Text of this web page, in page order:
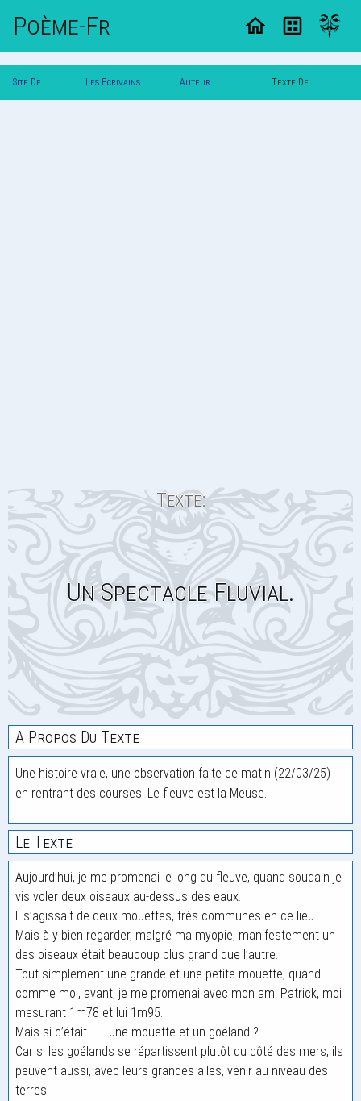
Poème-Fr
Site De Les Ecrivains Auteur Texte De
Texte:
Un Spectacle Fluvial.
A Propos Du Texte
Une histoire vraie, une observation faite ce matin (22/03/25)
en rentrant des courses. Le fleuve est la Meuse.
Le Texte
Aujourd’hui, je me promenai le long du fleuve, quand soudain je
vis voler deux oiseaux au-dessus des eaux.
Il s’agissait de deux mouettes, très communes en ce lieu.
Mais à y bien regarder, malgré ma myopie, manifestement un
des oiseaux était beaucoup plus grand que l’autre.
Tout simplement une grande et une petite mouette, quand
comme moi, avant, je me promenai avec mon ami Patrick, moi
mesurant 1m78 et lui 1m95.
Mais si c’était. . … une mouette et un goéland ?
Car si les goélands se répartissent plutôt du côté des mers, ils
peuvent aussi, avec leurs grandes ailes, venir au niveau des
terres.